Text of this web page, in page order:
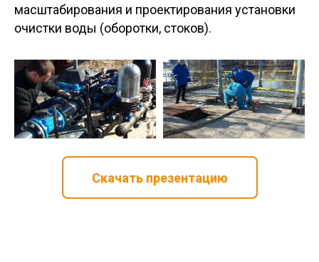
масштабирования и проектирования установки
очистки воды (оборотки, стоков).
Скачать презентацию